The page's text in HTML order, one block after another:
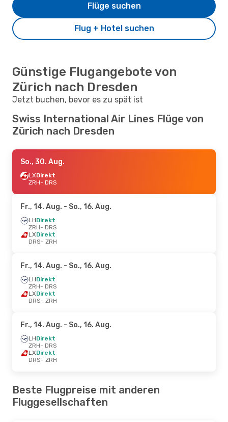
Flug + Hotel suchen
Flüge suchen
Günstige Flugangebote von
Zürich nach Dresden
Jetzt buchen, bevor es zu spät ist
Swiss International Air Lines Flüge von
Zürich nach Dresden
So., 30. Aug.
LXDirekt
ZRH- DRS
Fr., 14. Aug. - So., 16. Aug.
LHDirekt
ZRH- DRS
LXDirekt
DRS- ZRH
Fr., 14. Aug. - So., 16. Aug.
LHDirekt
ZRH- DRS
LXDirekt
DRS- ZRH
Fr., 14. Aug. - So., 16. Aug.
LHDirekt
ZRH- DRS
LXDirekt
DRS- ZRH
Beste Flugpreise mit anderen
Fluggesellschaften